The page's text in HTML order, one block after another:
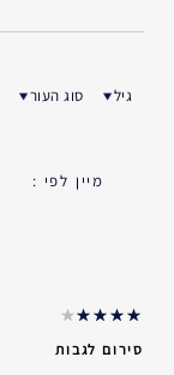
גיל
סוג העור
סירום לגבות